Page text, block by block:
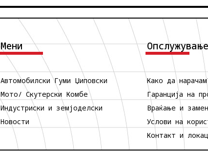
Мени
Автомобилски Гуми Џиповски
Мото/ Скутерски Комбе
Индустриски и земјоделски
Новости
Како да
Гаранција на
Враќање и
Услови на
Контакт и